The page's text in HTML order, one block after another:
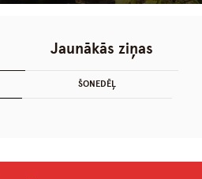
ŠONEDĒĻ
Jaunākās ziņas